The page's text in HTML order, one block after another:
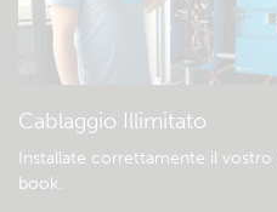
Download e
Cablaggio Illimitato
Installate correttamente il
book.